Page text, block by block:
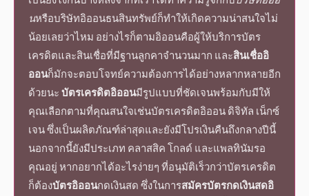
นหรือบริษัทอิออนธนสินทรัพย์ก็ทำให้เกิดความน่าสนใจไม่
น้อยเลยว่าไหม อย่างไรก็ตามอิออนคือผู้ให้บริการบัตร
เครดิตและสินเชื่อที่มีฐานลูกคาจำนวนมาก และสินเชื่ออิ
ออนก็มักจะตอบโจทย์ความต้องการได้อย่างหลากหลายอีก
ด้วยนะ บัตรเครดิตอิออนมีรูปแบบที่ชัดเจนพร้อมกับมีให้
คุณเลือกตามที่คุณสนใจเช่นบัตรเครดิตอิออน ดิจิทัล เน็กซ์
เจน ซึ่งเป็นผลิตภัณฑ์ล่าสุดและยังมีโปรเงินคืนถึงกลางปีนี้
นอกจากนี้ยังมีประเภท คลาสสิค โกลด์ และแพลทินัมรอ
คุณอยู่ หากอยากได้อะไรง่ายๆ ที่อนุมัติเร็วกว่าบัตรเครดิต
ก็ต้องบัตรอิออนกดเงินสด ซึ่งในการสมัครบัตรกดเงินสดอิ